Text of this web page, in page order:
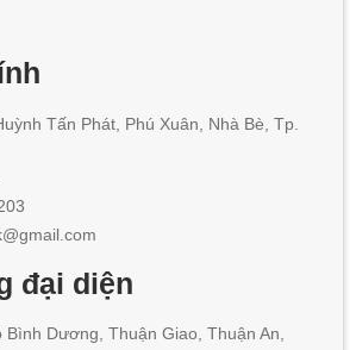
Tấn Phát, Phú Xuân, Nhà Bè, Tp.
đại diện
Dương, Thuận Giao, Thuận An,